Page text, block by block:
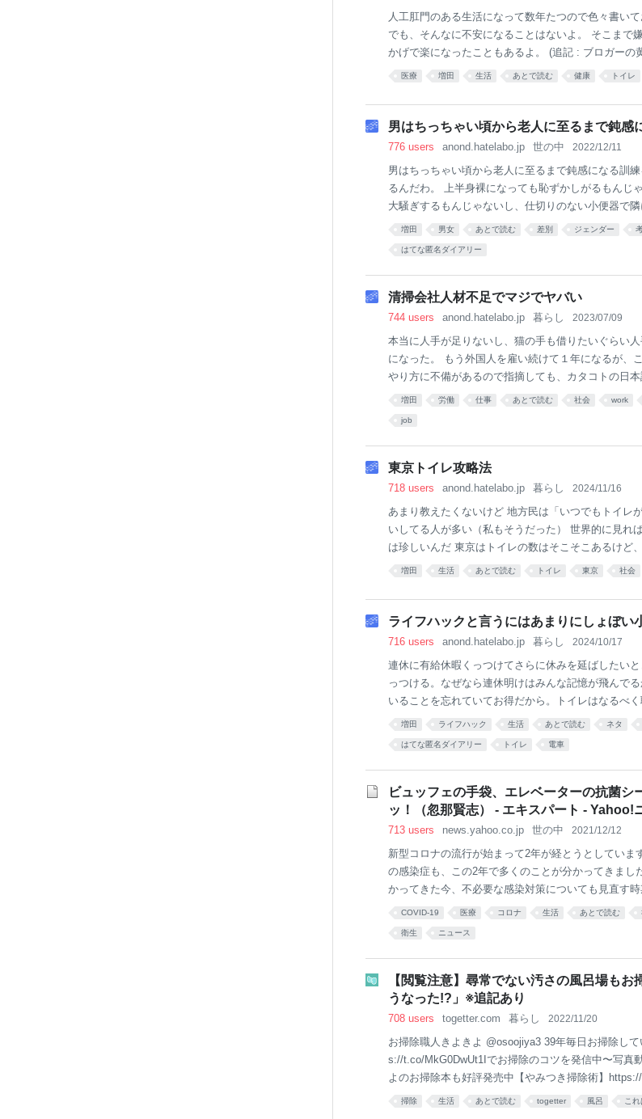
ンプルです
人工肛門のある生活になって数年たつので色々書い
でも、そんなに不安になることはないよ。 そこまで
かげで楽になったこともあるよ。 (追記 : ブロガーの
たけど、無事本人に読んでもらえた上にホッテント
ります。病気で腸の一部を切った後、肛門と繋ぎな
った食べ物の最終の出口が人工肛門になります。 肛
肛門につながっていますが肛門からは特に何も出て
レに行って、大便を出します。 人工肛門の場
医療 増田 生活 あとで読む 健康 トイレ
男はちっちゃい頃から老人に至るまで鈍感
776 users anond.hatelabo.jp 世の中 2022/12/11
男はちっちゃい頃から老人に至るまで鈍感になる訓
るんだわ。 上半身裸になっても恥ずかしがるもんじ
大騒ぎするもんじゃないし、仕切りのない小便器で
も平気であるべきだし、男は一人で行動しても怯え
の人らはこれを悪しき性役割だの抑圧だのと批判す
ばFragileなSnowFlake、雪の結晶のように脆い精神
男だけが粗末な扱いをされるのは、確かに男性差別
増田 男女 あとで読む 差別 ジェンダー
はてな匿名ダイアリー
清掃会社人材不足でマジでヤバい
744 users anond.hatelabo.jp 暮らし 2023/07/09
本当に人手が足りないし、猫の手も借りたいぐらい
になった。 もう外国人を雇い続けて１年になるが、
やり方に不備があるので指摘しても、カタコトの日
てくるが何度言っても改善されない。 本社に早く日
おう」と思わせるのが俺か社会的役割なんじゃない
人が自分の入館証をトイレに誤って流したと言って
だろ普通。トイレじゃなくて誰かをビルに入れるた
増田 労働 仕事 あとで読む 社会 work
job
東京トイレ攻略法
718 users anond.hatelabo.jp 暮らし 2024/11/16
あまり教えたくないけど 地方民は「いつでもトイレ
いしてる人が多い（私もそうだった） 世界的に見れ
は珍しいんだ 東京はトイレの数はそこそこあるけど
る だからまず意識から変えていく必要がある トイレ
入れるときは最悪を想定するべき 例えばショッピン
イレがない」みたいなこともある、常に注意を払う
東京どこであっても人目があり、どこであっても何
レは並ぶもの」という意識を忘れない個室は大
増田 生活 あとで読む トイレ 東京 社会
ライフハックと言うにはあまりにしょぼい
716 users anond.hatelabo.jp 暮らし 2024/10/17
連休に有給休暇くっつけてさらに休みを延ばしたい
っつける。なぜなら連休明けはみんな記憶が飛んで
いることを忘れていてお得だから。トイレはなるべ
時給が発生してお得だから。徒歩で信号待ちしてい
くリュックを使う。キャリーケースはいざという時
く時は必ず保険に入る。キャンセル保険も入る。た
ではなくスニーカーにする。なぜなら、災害時に危
む。緊急停止したら危ないから。吊り革を掴めないほ
増田 ライフハック 生活 あとで読む ネタ
はてな匿名ダイアリー トイレ 電車
ビュッフェの手袋、エレベーターの抗菌
ッ！（忽那賢志） - エキスパート - Yahoo!
713 users news.yahoo.co.jp 世の中 2021/12/12
新型コロナの流行が始まって2年が経とうとしていま
の感染症も、この2年で多くのことが分かってきまし
かってきた今、不必要な感染対策についても見直す
新型コロナの感染経路は3つ新型コロナの感染経路（
た手で目や鼻など粘膜に触れる ・飛沫感染：会話な
ル感染：特に換気の悪い屋内では飛沫の飛ぶ距離（
にはこの3つの感染経路を意識した感染対策が重要で
COVID-19 医療 コロナ 生活 あとで読む
衛生 ニュース
【閲覧注意】尋常でない汚さの風呂場も
うなった!?」※追記あり
708 users togetter.com 暮らし 2022/11/20
お掃除職人きよきよ @osoojiya3 39年毎日お掃除し
s://t.co/MkG0DwUt1Iでお掃除のコツを発信中〜写真
よのお掃除本も好評発売中【やみつき掃除術】
kiy…
掃除 生活 あとで読む togetter 風呂 こ